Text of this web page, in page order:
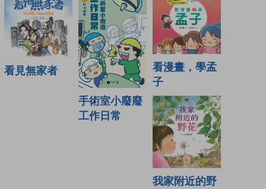
看見無家者
手術室小廢廢
工作日常
看漫畫，學孟
子
我家附近的野